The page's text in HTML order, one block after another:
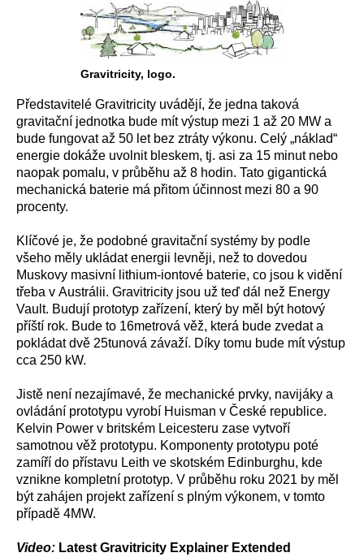
Gravitricity, logo.
Představitelé Gravitricity uvádějí, že jedna taková
gravitační jednotka bude mít výstup mezi 1 až 20 MW a
bude fungovat až 50 let bez ztráty výkonu. Celý „náklad“
energie dokáže uvolnit bleskem, tj. asi za 15 minut nebo
naopak pomalu, v průběhu až 8 hodin. Tato gigantická
mechanická baterie má přitom účinnost mezi 80 a 90
procenty.
Klíčové je, že podobné gravitační systémy by podle
všeho měly ukládat energii levněji, než to dovedou
Muskovy masivní lithium-iontové baterie, co jsou k vidění
třeba v Austrálii. Gravitricity jsou už teď dál než Energy
Vault. Budují prototyp zařízení, který by měl být hotový
příští rok. Bude to 16metrová věž, která bude zvedat a
pokládat dvě 25tunová závaží. Díky tomu bude mít výstup
cca 250 kW.
Jistě není nezajímavé, že mechanické prvky, navijáky a
ovládání prototypu vyrobí Huisman v České republice.
Kelvin Power v britském Leicesteru zase vytvoří
samotnou věž prototypu. Komponenty prototypu poté
zamíří do přístavu Leith ve skotském Edinburghu, kde
vznikne kompletní prototyp. V průběhu roku 2021 by měl
být zahájen projekt zařízení s plným výkonem, v tomto
případě 4MW.
Video: Latest Gravitricity Explainer Extended